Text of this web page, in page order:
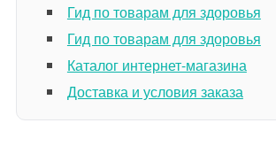
Гид по товарам для здоровья
Гид по товарам для здоровья
Каталог интернет-магазина
Доставка и условия заказа